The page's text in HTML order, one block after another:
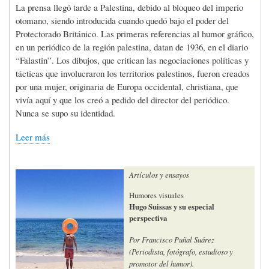
La prensa llegó tarde a Palestina, debido al bloqueo del imperio
otomano, siendo introducida cuando quedó bajo el poder del
Protectorado Británico. Las primeras referencias al humor gráfico,
en un periódico de la región palestina, datan de 1936, en el diario
“Falastin”. Los dibujos, que critican las negociaciones políticas y
tácticas que involucraron los territorios palestinos, fueron creados
por una mujer, originaria de Europa occidental, christiana, que
vivía aquí y que los creó a pedido del director del periódico.
Nunca se supo su identidad.
Leer más
Artículos y ensayos
Humores visuales
Hugo Suissas y su especial
perspectiva
Por Francisco Puñal Suárez
(Periodista, fotógrafo, estudioso y
promotor del humor).